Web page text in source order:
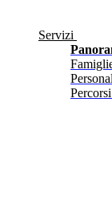
Servizi